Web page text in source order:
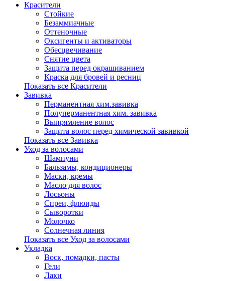
Красители
Стойкие
Безаммиачные
Оттеночные
Оксигенты и активаторы
Обесцвечивание
Снятие цвета
Защита перед окрашиванием
Краска для бровей и ресниц
Показать все Красители
Завивка
Перманентная хим.завивка
Полуперманентная хим. завивка
Выпрямление волос
Защита волос перед химической завивкой
Показать все Завивка
Уход за волосами
Шампуни
Бальзамы, кондиционеры
Маски, кремы
Масло для волос
Лосьоны
Спреи, флюиды
Сыворотки
Молочко
Солнечная линия
Показать все Уход за волосами
Укладка
Воск, помадки, пасты
Гели
Лаки